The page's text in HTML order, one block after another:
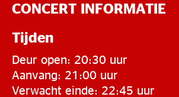
CONCERT INFORMATIE
Tijden
Deur open: 20:30 uur
Aanvang: 21:00 uur
Verwacht einde: 22:45 uur